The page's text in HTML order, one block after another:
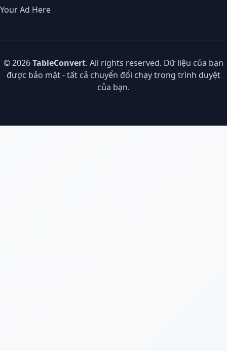
Your Ad Here
© 2026TableConvert. All rights reserved. Dữ liệu của bạn
được bảo mật - tất cả chuyển đổi chạy trong trình duyệt
của bạn.